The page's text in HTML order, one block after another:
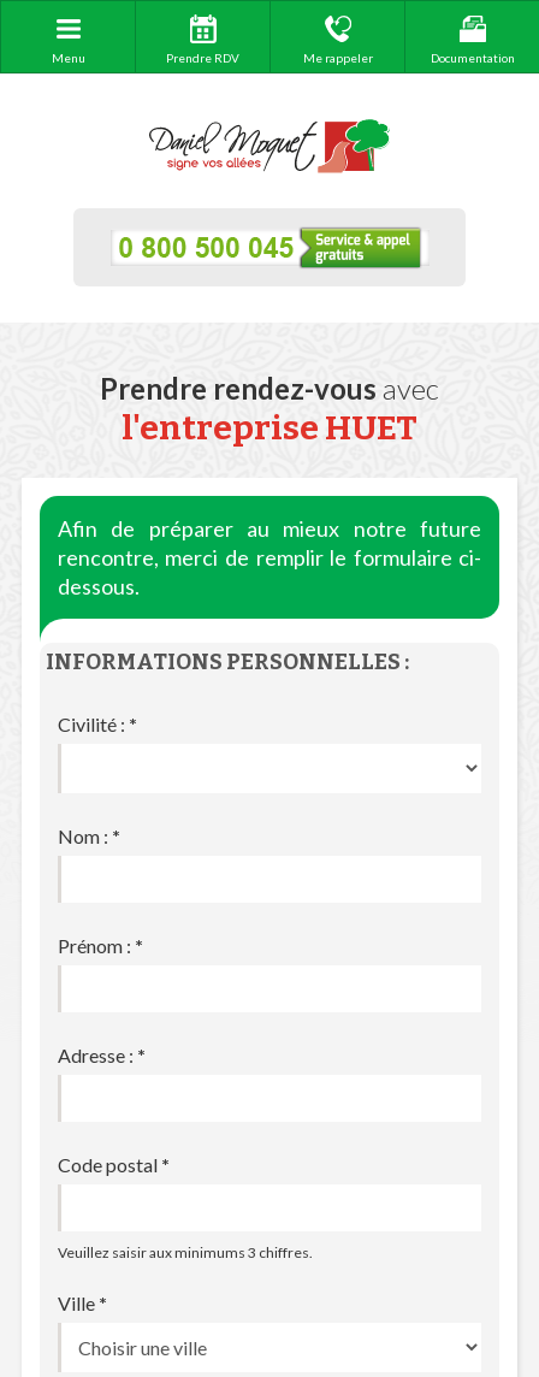
Menu Prendre RDV Me rappeler Documentation
Prendre rendez-vous avec
l'entreprise HUET
Afin de préparer au mieux notre future
rencontre, merci de remplir le formulaire ci-
dessous.
INFORMATIONS PERSONNELLES :
Civilité : *
Nom : *
Prénom : *
Adresse : *
Code postal *
Veuillez saisir aux minimums 3 chiffres.
Ville *